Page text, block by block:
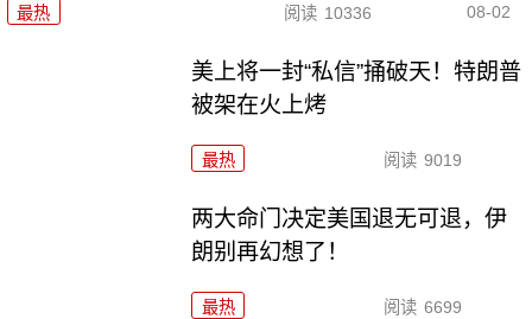
最热 阅读 10336 08-02
美上将一封“私信”捅破天！特朗普
被架在火上烤
最热 阅读 9019
两大命门决定美国退无可退，伊
朗别再幻想了！
最热 阅读 6699